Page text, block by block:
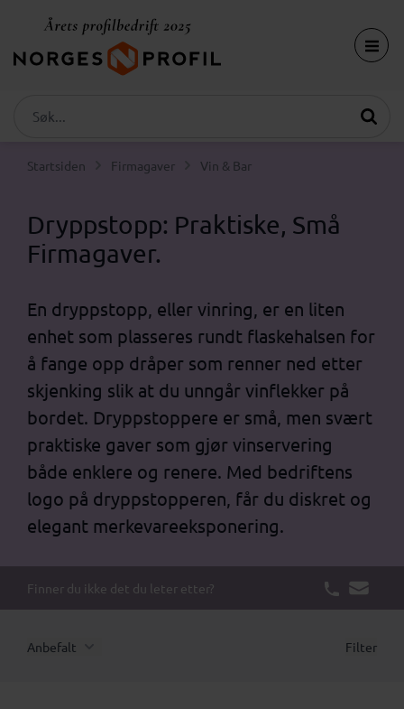
Startsiden Firmagaver Vin & Bar
Dryppstopp: Praktiske, Små
Firmagaver.
En dryppstopp, eller vinring, er en liten
enhet som plasseres rundt flaskehalsen for
å fange opp dråper som renner ned etter
skjenking slik at du unngår vinflekker på
bordet. Dryppstoppere er små, men svært
praktiske gaver som gjør vinservering
både enklere og renere. Med bedriftens
logo på dryppstopperen, får du diskret og
elegant merkevareeksponering.
Finner du ikke det du leter etter?
Anbefalt Filter